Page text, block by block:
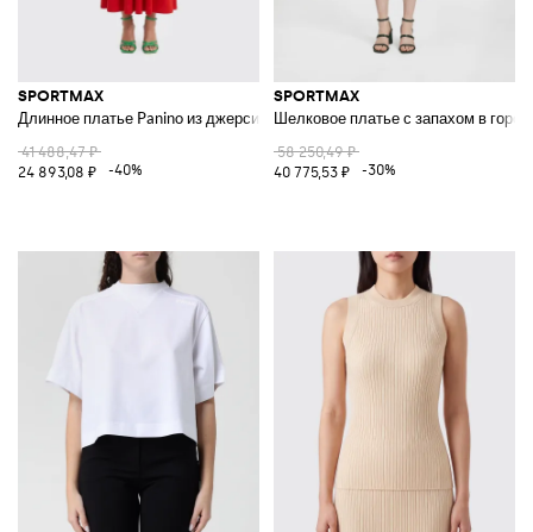
SPORTMAX
Длинное платье Panino из джерси
41 488,47 ₽
24 893,08 ₽
-40%
SPORTMAX
Шелковое платье с запахом в
58 250,49 ₽
40 775,53 ₽
-30%